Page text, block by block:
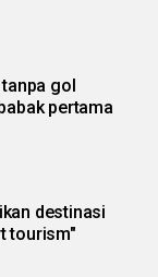
gol
pertama
destinasi
tourism"